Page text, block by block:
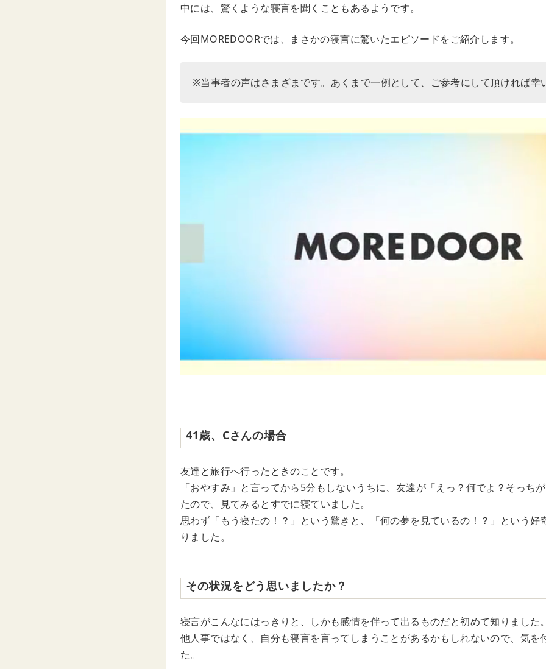
中には、驚くような寝言を聞くこともあるようです。
今回MOREDOORでは、まさかの寝言に驚いたエピソードをご紹介します。
※当事者の声はさまざまです。あくまで一例として、ご参考にして頂ければ幸
41歳、Cさんの場合
友達と旅行へ行ったときのことです。
「おやすみ」と言ってから5分もしないうちに、友達が「えっ？何でよ？そっち
たので、見てみるとすでに寝ていました。
思わず「もう寝たの！？」という驚きと、「何の夢を見ているの！？」という好
りました。
その状況をどう思いましたか？
寝言がこんなにはっきりと、しかも感情を伴って出るものだと初めて知りました。
他人事ではなく、自分も寝言を言ってしまうことがあるかもしれないので、気を
た。